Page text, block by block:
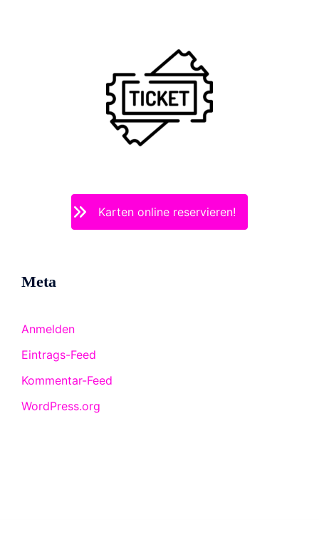
Karten online reservieren!
Meta
Anmelden
Eintrags-Feed
Kommentar-Feed
WordPress.org